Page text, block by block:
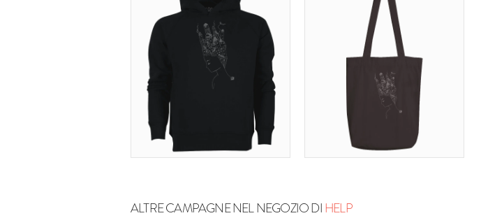
ALTRE CAMPAGNE NEL NEGOZIO DIHELP